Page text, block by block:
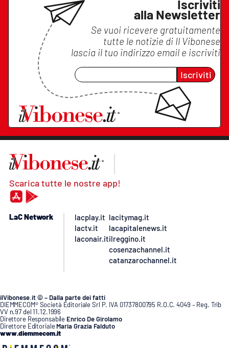
Iscriviti
alla Newsletter
Se vuoi ricevere gratuitamente
tutte le notizie di Il Vibonese
lascia il tuo indirizzo email e iscriviti
Iscriviti
Scarica tutte le nostre app!
LaC Network
lacplay.it
lactv.it
laconair.it
lacitymag.it
lacapitalenews.it
ilreggino.it
cosenzachannel.it
catanzarochannel.it
ilVibonese.it © – Dalla parte dei fatti
DIEMMECOM® Società Editoriale Srl P. IVA 01737800795 R.O.C. 4049 – Reg. Trib
VV n.97 del 11.12.1996
Direttore Responsabile Enrico De Girolamo
Direttore Editoriale Maria Grazia Falduto
www.diemmecom.it